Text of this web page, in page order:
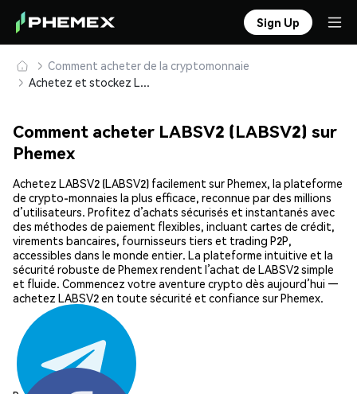
Sign Up
Comment acheter de la cryptomonnaie
Achetez et stockez LABSV2 (LABSV2) en toute sécurité
Comment acheter LABSV2 (LABSV2) sur
Phemex
Achetez LABSV2 (LABSV2) facilement sur Phemex, la plateforme
de crypto-monnaies la plus efficace, reconnue par des millions
d’utilisateurs. Profitez d’achats sécurisés et instantanés avec
des méthodes de paiement flexibles, incluant cartes de crédit,
virements bancaires, fournisseurs tiers et trading P2P,
accessibles dans le monde entier. La plateforme intuitive et la
sécurité robuste de Phemex rendent l’achat de LABSV2 simple
et fluide. Commencez votre aventure crypto dès aujourd’hui —
achetez LABSV2 en toute sécurité et confiance sur Phemex.